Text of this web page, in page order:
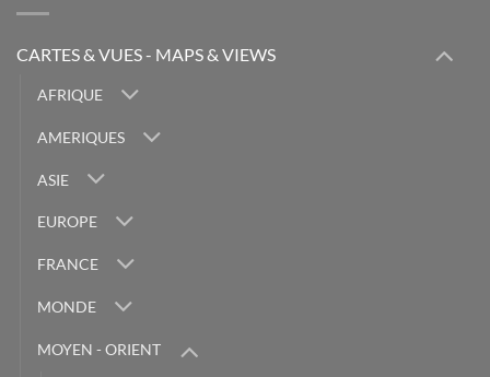
CARTES & VUES - MAPS & VIEWS
AFRIQUE
AMERIQUES
ASIE
EUROPE
FRANCE
MONDE
MOYEN - ORIENT